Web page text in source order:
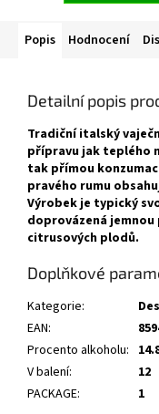
Popis Hodnocení
Detailní popis
Tradiční italský
přípravu jak teplého
tak přímou
pravého rumu
Výrobek je typický
doprovázená
citrusových plodů.
Doplňkové
Kategorie:
EAN:
Procento alkoholu:
V balení:
12
PACKAGE: 1